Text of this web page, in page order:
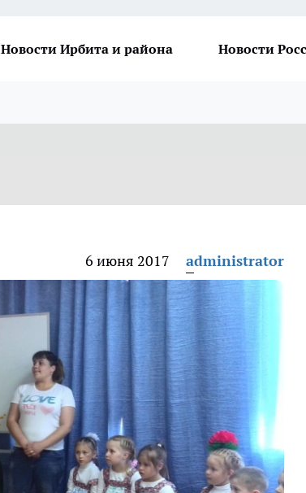
Новости Ирбита и района Новости
6 июня 2017 administrator